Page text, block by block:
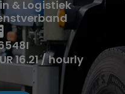
& Logistiek
16.21 / hourly